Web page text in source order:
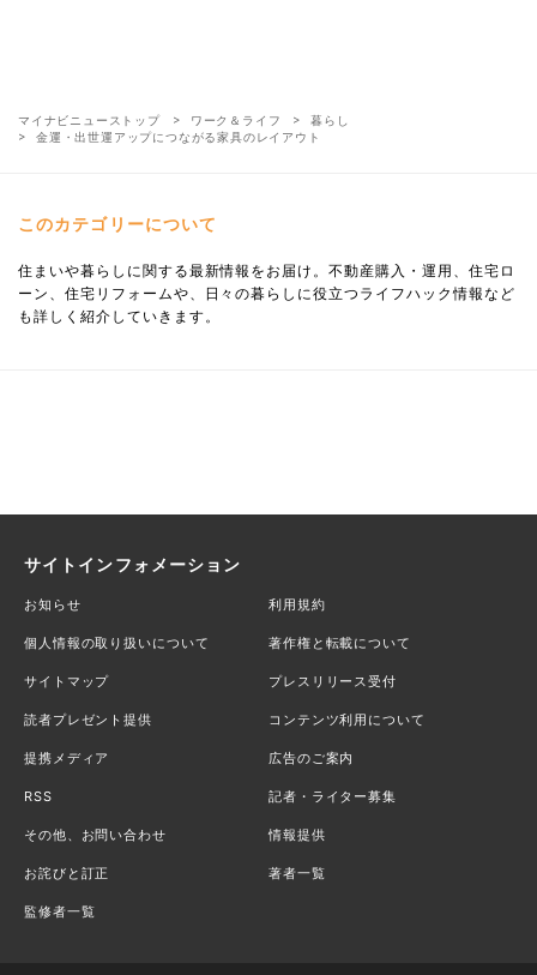
マイナビニューストップ ワーク＆ライフ
暮らし
金運・出世運アップにつながる家具のレイアウト
このカテゴリーについて
住まいや暮らしに関する最新情報をお届け。不動産購入・運用、住宅ロ
ーン、住宅リフォームや、日々の暮らしに役立つライフハック情報など
も詳しく紹介していきます。
サイトインフォメーション
お知らせ 利用規約
個人情報の取り扱いについて 著作権と転載について
サイトマップ プレスリリース受付
読者プレゼント提供 コンテンツ利用について
提携メディア 広告のご案内
RSS 記者・ライター募集
その他、お問い合わせ 情報提供
お詫びと訂正 著者一覧
監修者一覧